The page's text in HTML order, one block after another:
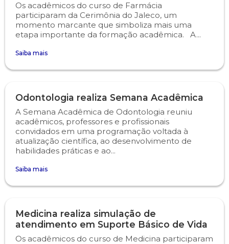
Os acadêmicos do curso de Farmácia
participaram da Cerimônia do Jaleco, um
momento marcante que simboliza mais uma
etapa importante da formação acadêmica. A...
Saiba mais
Odontologia realiza Semana Acadêmica
A Semana Acadêmica de Odontologia reuniu
acadêmicos, professores e profissionais
convidados em uma programação voltada à
atualização científica, ao desenvolvimento de
habilidades práticas e ao...
Saiba mais
Medicina realiza simulação de
atendimento em Suporte Básico de Vida
Os acadêmicos do curso de Medicina participaram
Nutrição
Odontologia
Publicidade e Propaganda
Ouvidoria
Plano de Ensino
Seguro Escolar
Sapien
Simulado Preparatório
Portal do RH
Programa de Monitoria
Revistas Campo Real
WhatsApp Campo Real